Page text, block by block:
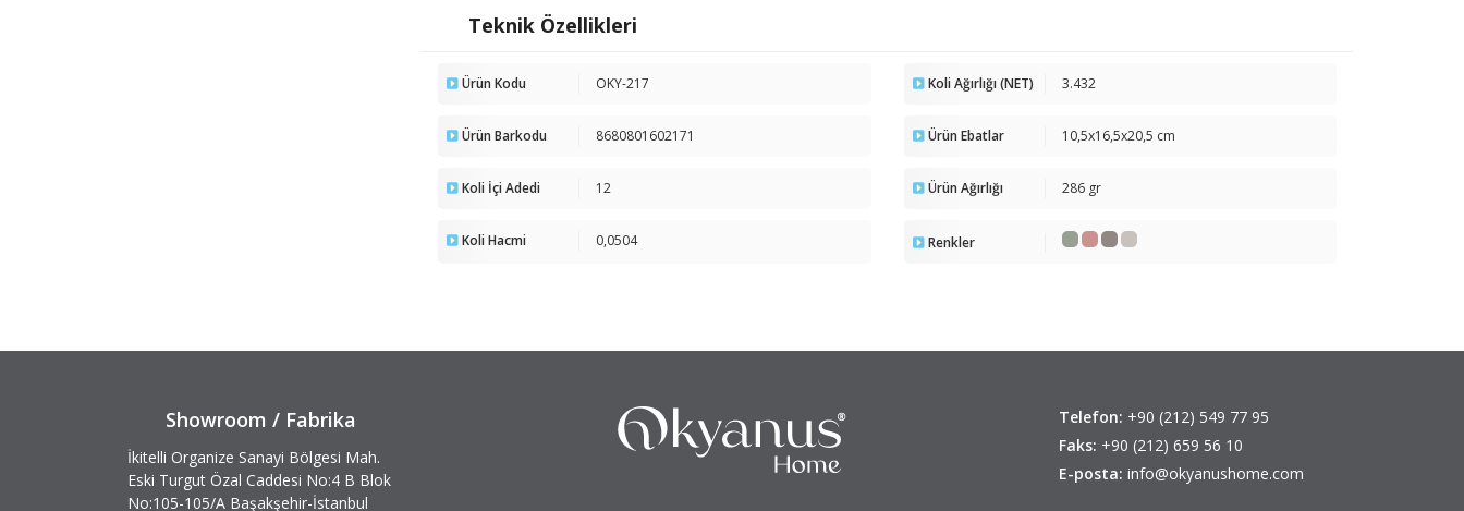
Teknik Özellikleri
Ürün Kodu OKY-217 Koli Ağırlığı (NET) 3.432
Ürün Barkodu 8680801602171 Ürün Ebatlar 10,5x16,5x20,5 cm
Koli İçi Adedi 12 Ürün Ağırlığı 286 gr
Koli Hacmi 0,0504 Renkler
Showroom / Fabrika
İkitelli Organize Sanayi Bölgesi Mah.
Eski Turgut Özal Caddesi No:4 B Blok
No:105-105/A Başakşehir-İstanbul
Telefon: +90 (212) 549 77 95
Faks: +90 (212) 659 56 10
E-posta: info@okyanushome.com